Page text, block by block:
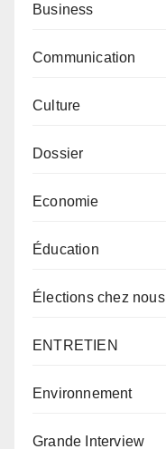
Business
Communication
Culture
Dossier
Economie
Éducation
Élections chez nous
ENTRETIEN
Environnement
Grande Interview